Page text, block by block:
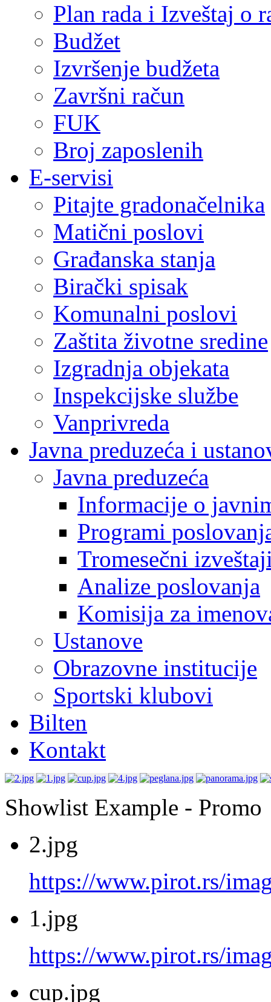
Plan rada i Izveštaj o
Budžet
Izvršenje budžeta
Završni račun
FUK
Broj zaposlenih
E-servisi
Pitajte gradonačelnika
Matični poslovi
Građanska stanja
Birački spisak
Komunalni poslovi
Zaštita životne sredine
Izgradnja objekata
Inspekcijske službe
Vanprivreda
Javna preduzeća i
Javna preduzeća
Informacije o
Programi
Tromesečni
Analize poslovanja
Komisija za
Ustanove
Obrazovne institucije
Sportski klubovi
Bilten
Kontakt
Showlist Example - Promo
2.jpg
https://www.pirot.rs/
1.jpg
https://www.pirot.rs/
cup.jpg